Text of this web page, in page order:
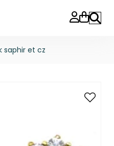
saphir et cz